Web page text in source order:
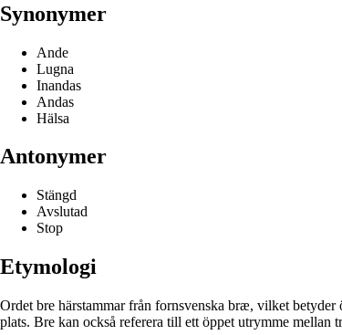
Synonymer
Ande
Lugna
Inandas
Andas
Hälsa
Antonymer
Stängd
Avslutad
Stop
Etymologi
Ordet bre härstammar från fornsvenska bræ, vilket
plats. Bre kan också referera till ett öppet utrymme mellan